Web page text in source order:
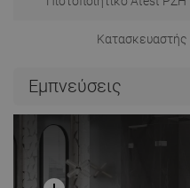
Κατασκευαστής
Εμπνεύσεις